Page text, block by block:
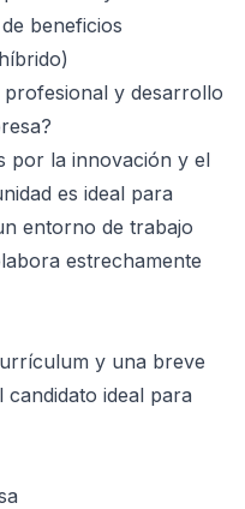
beneficios
y desarrollo
por la innovación y el
es ideal para
entorno de trabajo
estrechamente
y una breve
ideal para